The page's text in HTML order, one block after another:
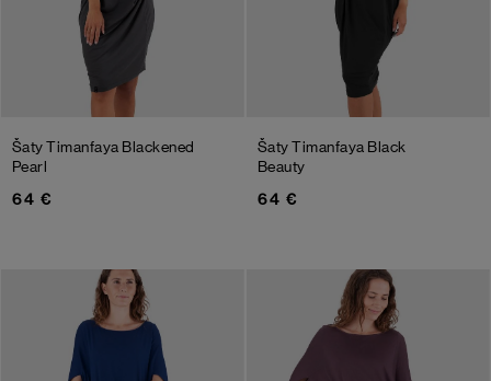
Šaty Timanfaya Blackened
Pearl
64 €
Šaty Timanfaya Black
Beauty
64 €